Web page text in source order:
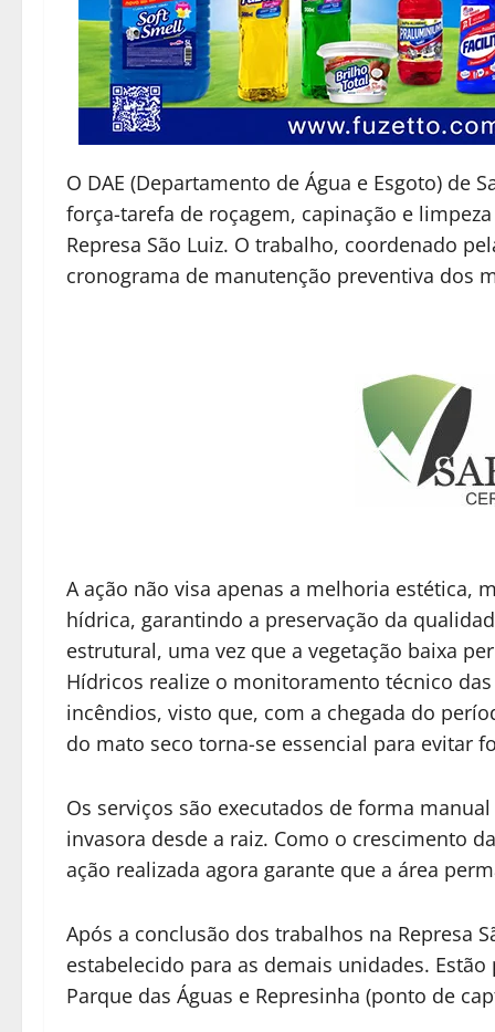
O DAE (Departamento de Água e Esgoto) de
força-tarefa de roçagem, capinação e
Represa São Luiz. O trabalho, coordenado
cronograma de manutenção preventiva dos
A ação não visa apenas a melhoria estética,
hídrica, garantindo a preservação da
estrutural, uma vez que a vegetação baixa
Hídricos realize o monitoramento técnico
incêndios, visto que, com a chegada do
do mato seco torna-se essencial para evitar
Os serviços são executados de forma
invasora desde a raiz. Como o crescimento
ação realizada agora garante que a área
Após a conclusão dos trabalhos na Represa
estabelecido para as demais unidades.
Parque das Águas e Represinha (ponto de